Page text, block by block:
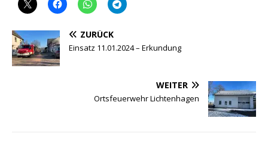
ZURÜCK
Einsatz 11.01.2024 – Erkundung
WEITER
Ortsfeuerwehr Lichtenhagen